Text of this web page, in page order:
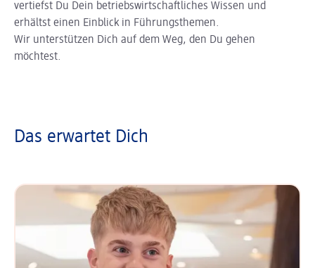
vertiefst Du Dein betriebswirtschaftliches Wissen und
erhältst einen Einblick in Führungsthemen.
Wir unterstützen Dich auf dem Weg, den Du gehen
möchtest.
Das erwartet Dich